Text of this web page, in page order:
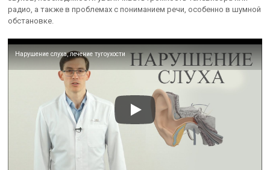
радио, а также в проблемах с пониманием речи, особенно в шумной
обстановке.
Нарушение слуха, лечение тугоухости